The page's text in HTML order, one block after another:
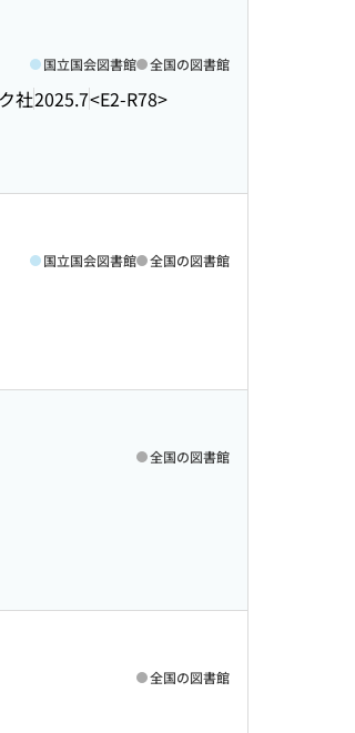
社2025.7<E2-R78>
国立国会図書館 全国の図書館
国立国会図書館 全国の図書館
全国の図書館
全国の図書館